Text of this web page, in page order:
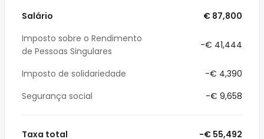
Salário
€ 87,800
Imposto sobre o Rendimento
de Pessoas Singulares
-€ 41,444
Imposto de solidariedade
-€ 4,390
Segurança social
-€ 9,658
Taxa total -€ 55,492